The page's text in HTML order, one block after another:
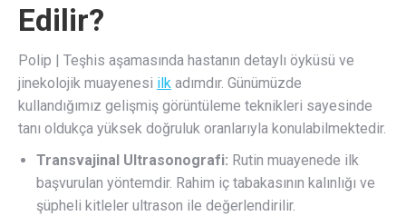
Edilir?
Polip | Teşhis aşamasında hastanın detaylı öyküsü ve
jinekolojik muayenesi ilk adımdır. Günümüzde
kullandığımız gelişmiş görüntüleme teknikleri sayesinde
tanı oldukça yüksek doğruluk oranlarıyla konulabilmektedir.
Transvajinal Ultrasonografi: Rutin muayenede ilk
başvurulan yöntemdir. Rahim iç tabakasının kalınlığı ve
şüpheli kitleler ultrason ile değerlendirilir.